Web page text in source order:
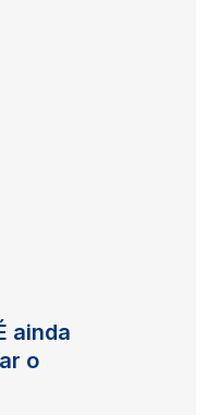
ainda
o